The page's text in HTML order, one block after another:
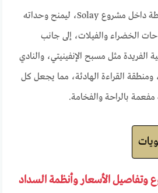
يقع Maison S في أعلى نقطة داخل مشروع Solay، ليمنح وحداته
الخضراء والفيلات، إلى جانب
الفريدة مثل مسبح الإنفينيتي، والنادي
القراءة الهادئة، مما يجعل كل
بالراحة والفخامة.
وتفاصيل الأسعار وأنظمة السداد